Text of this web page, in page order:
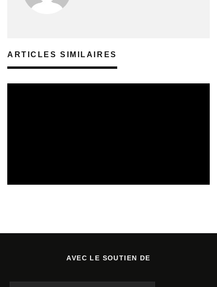
ARTICLES SIMILAIRES
AVEC LE SOUTIEN DE